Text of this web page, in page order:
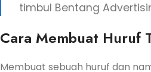
timbul Bentang
Cara Membuat Huruf
Membuat sebuah huruf dan